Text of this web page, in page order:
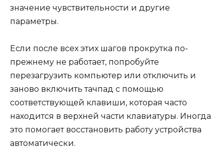
значение чувствительности и другие
параметры.
Если после всех этих шагов прокрутка по-
прежнему не работает, попробуйте
перезагрузить компьютер или отключить и
заново включить тачпад с помощью
соответствующей клавиши, которая часто
находится в верхней части клавиатуры. Иногда
это помогает восстановить работу устройства
автоматически.